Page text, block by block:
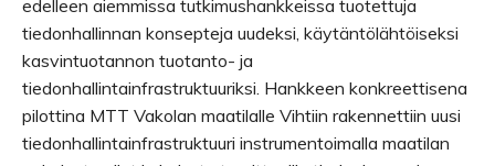
edelleen aiemmissa tutkimushankkeissa tuotettuja
tiedonhallinnan konsepteja uudeksi, käytäntölähtöiseksi
kasvintuotannon tuotanto- ja
tiedonhallintainfrastruktuuriksi. Hankkeen konkreettisena
pilottina MTT Vakolan maatilalle Vihtiin rakennettiin uusi
tiedonhallintainfrastruktuuri instrumentoimalla maatilan